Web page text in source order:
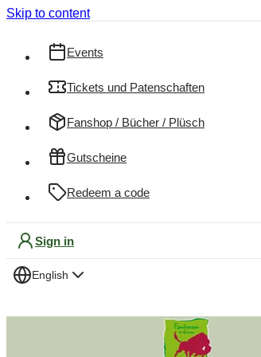
Skip to content
Events
Tickets und Patenschaften
Fanshop / Bücher / Plüsch
Gutscheine
Redeem a code
Sign in
English